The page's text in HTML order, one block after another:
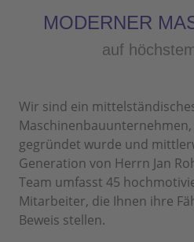
MODERNER
auf
Wir sind ein
gegründet wurde und
Generation von Herrn Jan
Team umfasst 45
Mitarbeiter, die Ihnen ihre
Beweis stellen.